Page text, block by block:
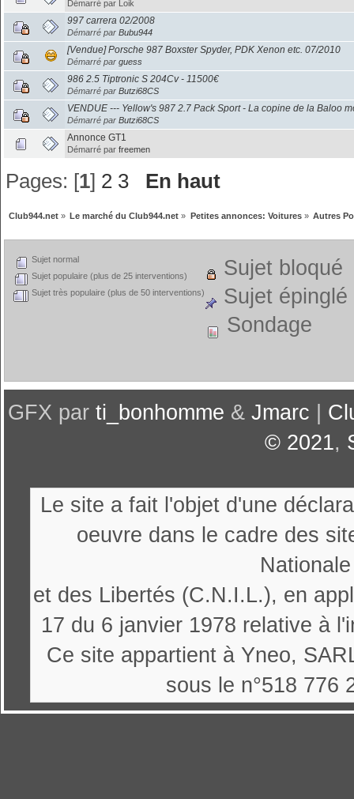
Démarré par Loik
997 carrera 02/2008
Démarré par Bubu944
[Vendue] Porsche 987 Boxster Spyder, PDK Xenon etc. 07/2010
Démarré par guess
986 2.5 Tiptronic S 204Cv - 11500€
Démarré par Butzi68CS
VENDUE --- Yellow's 987 2.7 Pack Sport - La copine de la Baloo
Démarré par Butzi68CS
Annonce GT1
Démarré par freemen
Pages: [1] 2 3 En haut
Club944.net» Le marché du Club944.net » Petites annonces: Voitures» Autres
Sujet normal
Sujet populaire (plus de 25 interventions)
Sujet très populaire (plus de 50 interventions)
Sujet bloqué
Sujet épinglé
Sondage
GFX par ti_bonhomme & Jmarc
© 2021,
Le site a fait l'objet d'une
oeuvre dans le cadre des
et des Libertés (C.N.I.L.), en
17 du 6 janvier 1978 relative à
Ce site appartient à Yneo,
sous le n°518 776